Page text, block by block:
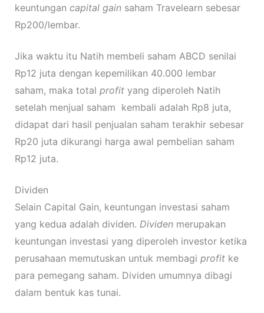
keuntungan capital gain saham Travelearn sebesar
Rp200/lembar.
Jika waktu itu Natih membeli saham ABCD senilai
Rp12 juta dengan kepemilikan 40.000 lembar
saham, maka total profit yang diperoleh Natih
setelah menjual saham kembali adalah Rp8 juta,
didapat dari hasil penjualan saham terakhir sebesar
Rp20 juta dikurangi harga awal pembelian saham
Rp12 juta.
Dividen
Selain Capital Gain, keuntungan investasi saham
yang kedua adalah dividen. Dividen merupakan
keuntungan investasi yang diperoleh investor ketika
perusahaan memutuskan untuk membagi profit ke
para pemegang saham. Dividen umumnya dibagi
dalam bentuk kas tunai.